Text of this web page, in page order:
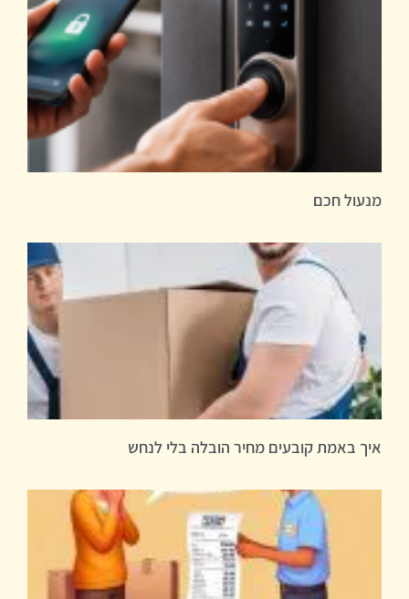
מנעול חכם
איך באמת קובעים מחיר הובלה בלי לנחש